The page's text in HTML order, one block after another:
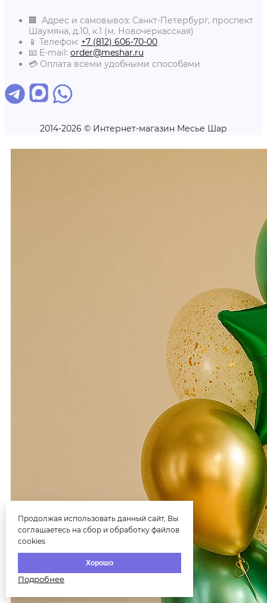
🏢 Адрес и самовывоз: Санкт-Петербург, проспект
Шаумяна, д.10, к.1 (м. Новочеркасская)
📱 Телефон: +7 (812) 606-70-00
📧 E-mail: order@meshar.ru
💳 Оплата всеми удобными способами
2014-2026 © Интернет-магазин Месье Шар
Продолжая использовать данный сайт, Вы
соглашаетесь на сбор и обработку файлов
cookies
Хорошо
Подробнее